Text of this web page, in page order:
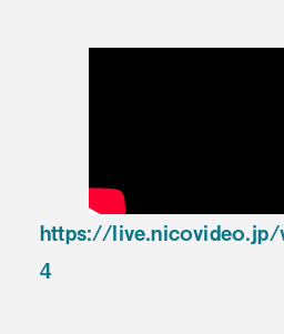
https://live.nicovideo.jp/
4